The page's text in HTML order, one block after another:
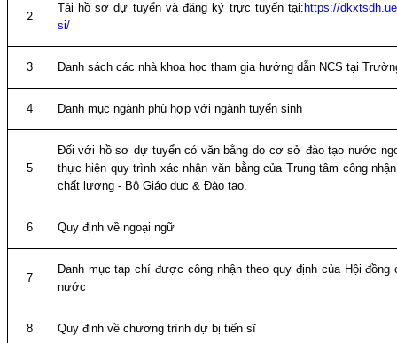
2
Tải hồ sơ dự tuyển và đăng ký trực tuyến tại: https://
si/
3 Danh sách các nhà khoa học tham gia hướng dẫn NCS tại
4 Danh mục ngành phù hợp với ngành tuyển sinh
5
Đối với hồ sơ dự tuyển có văn bằng do cơ sở đào tạo nước
thực hiện quy trình xác nhận văn bằng của Trung tâm công
chất lượng - Bộ Giáo dục & Đào tạo.
6 Quy định về ngoại ngữ
7
Danh mục tạp chí được công nhận theo quy định của Hội
nước
8 Quy định về chương trình dự bị tiến sĩ